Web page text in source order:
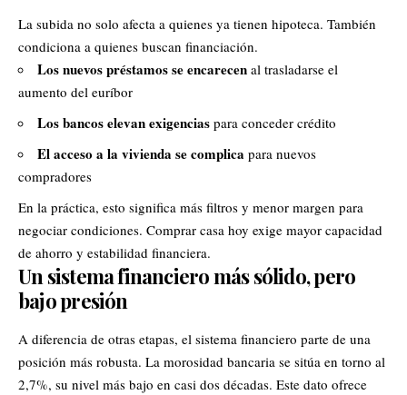
La subida no solo afecta a quienes ya tienen hipoteca. También
condiciona a quienes buscan financiación.
Los nuevos préstamos se encarecen al trasladarse el
aumento del euríbor
Los bancos elevan exigencias para conceder crédito
El acceso a la vivienda se complica para nuevos
compradores
En la práctica, esto significa más filtros y menor margen para
negociar condiciones. Comprar casa hoy exige mayor capacidad
de ahorro y estabilidad financiera.
Un sistema financiero más sólido, pero
bajo presión
A diferencia de otras etapas, el sistema financiero parte de una
posición más robusta. La morosidad bancaria se sitúa en torno al
2,7%, su nivel más bajo en casi dos décadas. Este dato ofrece